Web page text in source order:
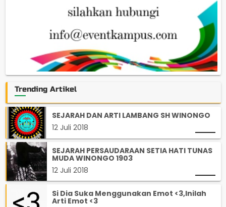
Trending Artikel
SEJARAH DAN ARTI LAMBANG SH WINONGO
12 Juli 2018
SEJARAH PERSAUDARAAN SETIA HATI TUNAS
MUDA WINONGO 1903
12 Juli 2018
Si Dia Suka Menggunakan Emot <3,Inilah
Arti Emot <3